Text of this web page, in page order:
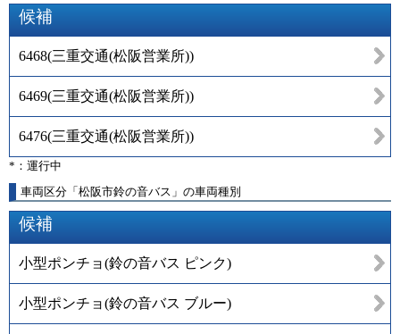
候補
6468(三重交通(松阪営業所))
6469(三重交通(松阪営業所))
6476(三重交通(松阪営業所))
*：運行中
車両区分「松阪市鈴の音バス」の車両種別
候補
小型ポンチョ(鈴の音バス ピンク)
小型ポンチョ(鈴の音バス ブルー)